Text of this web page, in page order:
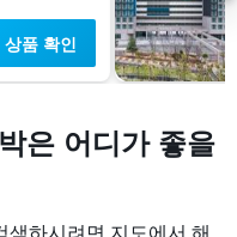
상품 확인
은 어디가 좋을